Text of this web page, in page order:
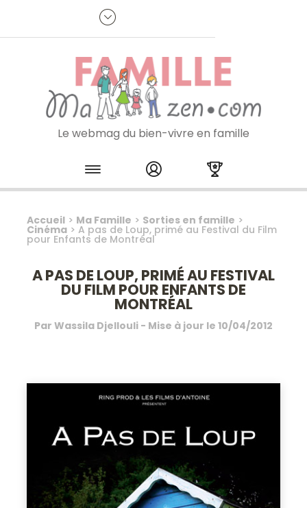
Je m'inscris à la newsletter
Le webmag du bien-vivre en famille
Skip to content
Accueil > Ma Famille > Sorties en famille >
Cinéma >A pas de Loup, primé au Festival du Film
pour Enfants de Montréal
A PAS DE LOUP, PRIMÉ AU FESTIVAL
DU FILM POUR ENFANTS DE
MONTRÉAL
Par Wassila Djellouli - Mise à jour le 10/04/2012
Panneau de gestion des cookies